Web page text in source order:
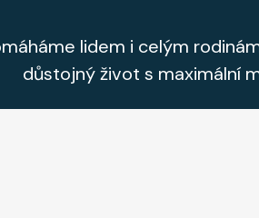
lidem i celým
důstojný život s maximální